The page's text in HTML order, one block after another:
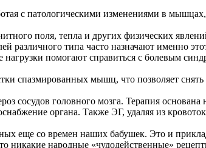
с патологическими изменениями в мышцах,
поля, тепла и других физических
различного типа часто назначают именно
помогают справиться с болевым
спазмированных мышц, что позволяет
сосудов головного мозга. Терапия
органа. Также ЭГ, удаляя из
еще со времен наших бабушек. Это и
никакие народные «чудодейственные»